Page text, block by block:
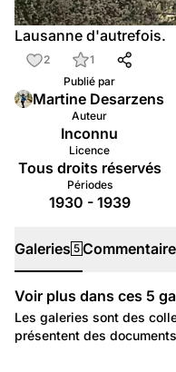
Lausanne d'autrefois.
2
1
Publié par
Martine Desarzens
Auteur
Inconnu
Licence
Tous droits réservés
Périodes
1930 - 1939
Galeries 5
Galeries
Voir plus dans ces 5
Les galeries sont des
présentent des